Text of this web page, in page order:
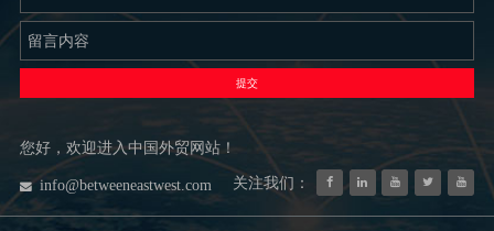
提交
您好，欢迎进入中国外贸网站！
info@betweeneastwest.com 关注我们：